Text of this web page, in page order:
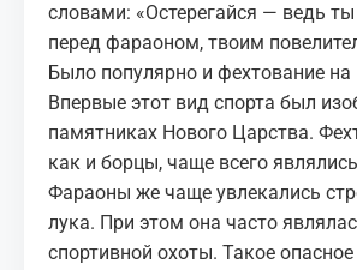
словами: «Остерегайся — ведь
перед фараоном, твоим
Было популярно и фехтование на
Впервые этот вид спорта был
памятниках Нового Царства.
как и борцы, чаще всего
Фараоны же чаще увлекались
лука. При этом она часто
спортивной охоты. Такое опасное